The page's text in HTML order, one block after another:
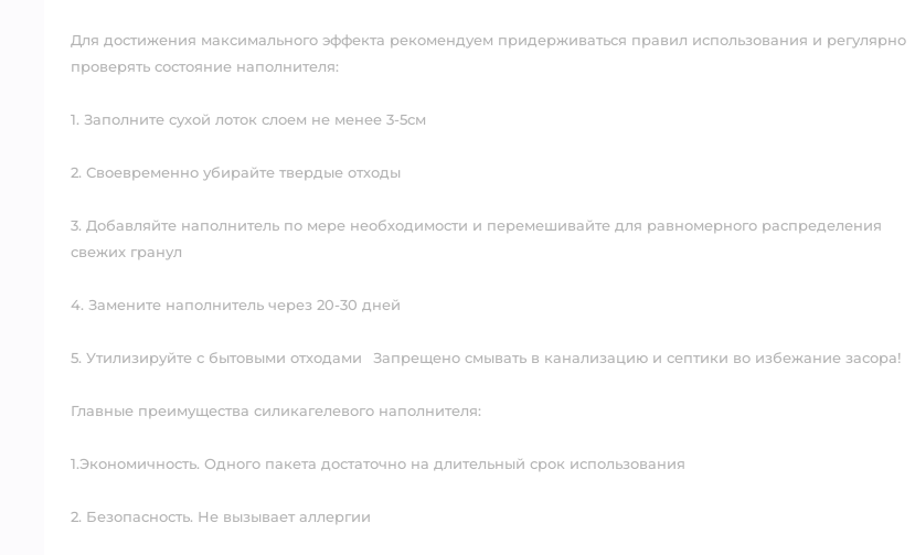
Для достижения максимального эффекта рекомендуем придерживаться правил использования и регулярно
проверять состояние наполнителя:⠀
1. Заполните сухой лоток слоем не менее 3-5см⠀
2. Своевременно убирайте твердые отходы⠀
3. Добавляйте наполнитель по мере необходимости и перемешивайте для равномерного распределения
свежих гранул⠀
4. Замените наполнитель через 20-30 дней⠀
5. Утилизируйте с бытовыми отходами⠀Запрещено смывать в канализацию и септики во избежание засора!⠀⠀
Главные преимущества силикагелевого наполнителя:⠀
1.Экономичность. Одного пакета достаточно на длительный срок использования⠀
2. Безопасность. Не вызывает аллергии⠀